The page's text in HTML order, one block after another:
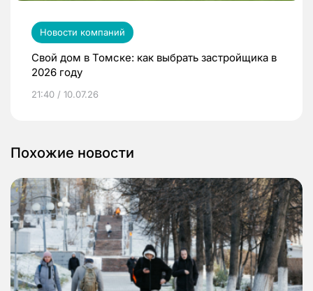
Новости компаний
Свой дом в Томске: как выбрать застройщика в
2026 году
21:40 / 10.07.26
Похожие новости